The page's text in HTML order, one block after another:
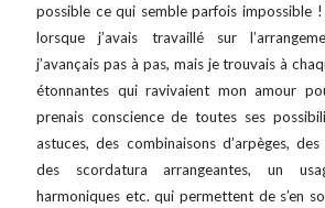
possible ce qui semble parfois impossible
lorsque j’avais travaillé sur
j’avançais pas à pas, mais je trouvais à
étonnantes qui ravivaient mon amour
prenais conscience de toutes ses
astuces, des combinaisons d’arpèges,
des scordatura arrangeantes, un
harmoniques etc. qui permettent de s’en